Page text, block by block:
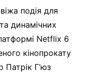
подія для
динамічних
Netflix 6
кінопрокату
Патрік Г’юз